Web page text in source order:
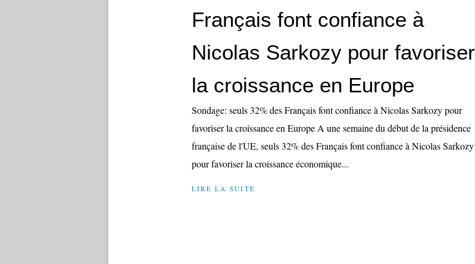
Français font confiance à
Nicolas Sarkozy pour favoriser
la croissance en Europe
Sondage: seuls 32% des Français font confiance à Nicolas Sarkozy pour
favoriser la croissance en Europe A une semaine du début de la présidence
française de l'UE, seuls 32% des Français font confiance à Nicolas Sarkozy
pour favoriser la croissance économique...
LIRE LA SUITE